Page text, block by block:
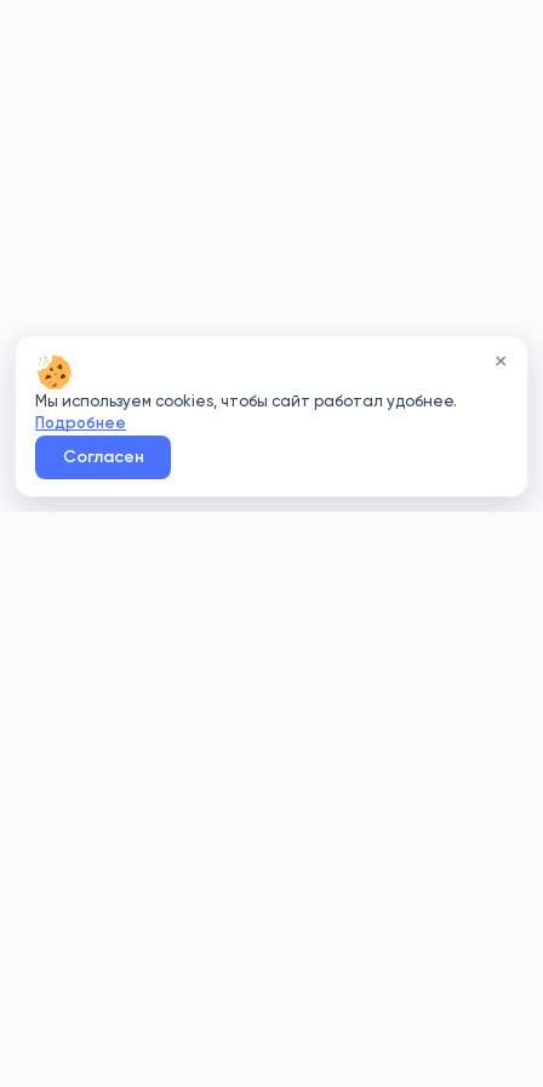
×
Мы используем cookies, чтобы сайт работал удобнее.
Подробнее
Согласен